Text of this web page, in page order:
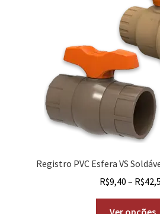
Registro PVC Esfera VS
R$9,40 – R$